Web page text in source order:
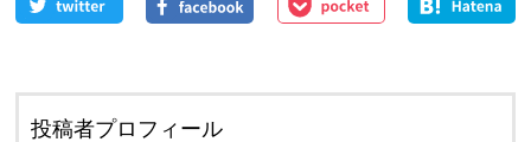
投稿者プロフィール